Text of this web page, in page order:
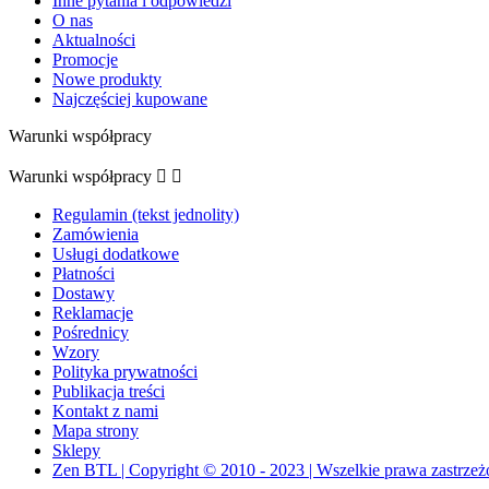
O nas
Aktualności
Promocje
Nowe produkty
Najczęściej kupowane
Warunki współpracy
Warunki współpracy  
Regulamin (tekst jednolity)
Zamówienia
Usługi dodatkowe
Płatności
Dostawy
Reklamacje
Pośrednicy
Wzory
Polityka prywatności
Publikacja treści
Kontakt z nami
Mapa strony
Sklepy
Zen BTL | Copyright © 2010 - 2023 | Wszelkie prawa